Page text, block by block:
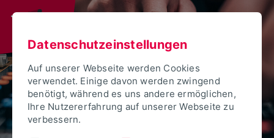
Datenschutzeinstellungen
Auf unserer Webseite werden Cookies
verwendet. Einige davon werden zwingend
benötigt, während es uns andere ermöglichen,
Ihre Nutzererfahrung auf unserer Webseite zu
verbessern.